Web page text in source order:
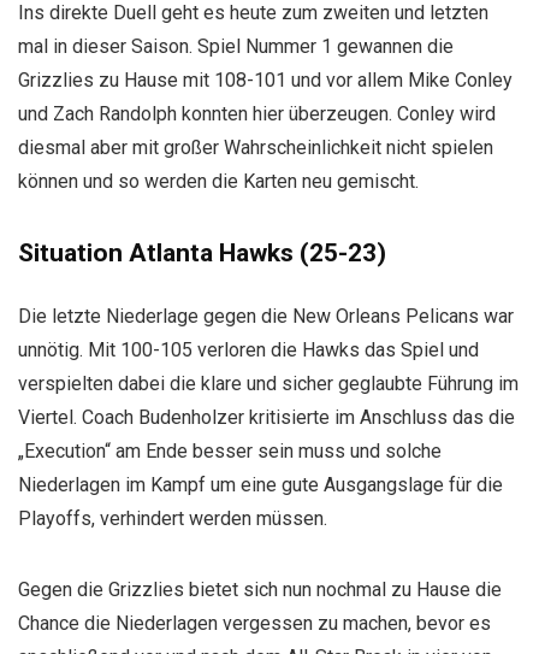
Ins direkte Duell geht es heute zum zweiten und letzten
mal in dieser Saison. Spiel Nummer 1 gewannen die
Grizzlies zu Hause mit 108-101 und vor allem Mike Conley
und Zach Randolph konnten hier überzeugen. Conley wird
diesmal aber mit großer Wahrscheinlichkeit nicht spielen
können und so werden die Karten neu gemischt.
Situation Atlanta Hawks (25-23)
Die letzte Niederlage gegen die New Orleans Pelicans war
unnötig. Mit 100-105 verloren die Hawks das Spiel und
verspielten dabei die klare und sicher geglaubte Führung im
Viertel. Coach Budenholzer kritisierte im Anschluss das die
„Execution“ am Ende besser sein muss und solche
Niederlagen im Kampf um eine gute Ausgangslage für die
Playoffs, verhindert werden müssen.
Gegen die Grizzlies bietet sich nun nochmal zu Hause die
Chance die Niederlagen vergessen zu machen, bevor es